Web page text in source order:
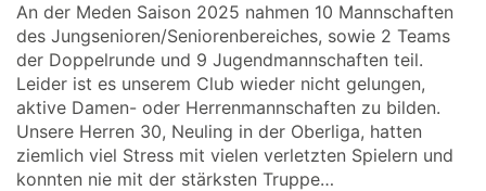
An der Meden Saison 2025 nahmen 10 Mannschaften
des Jungsenioren/Seniorenbereiches, sowie 2 Teams
der Doppelrunde und 9 Jugendmannschaften teil.
Leider ist es unserem Club wieder nicht gelungen,
aktive Damen- oder Herrenmannschaften zu bilden.
Unsere Herren 30, Neuling in der Oberliga, hatten
ziemlich viel Stress mit vielen verletzten Spielern und
konnten nie mit der stärksten Truppe…